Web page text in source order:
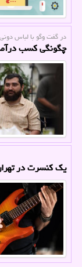
در گفت وگو با لباس
چگونگی کسب
یک کنسرت در